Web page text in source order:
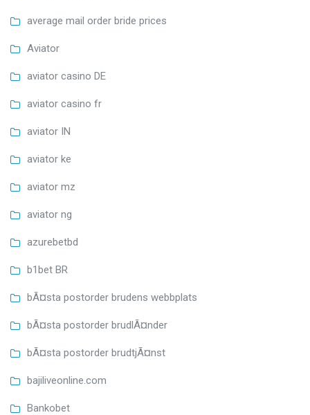
average mail order bride prices
Aviator
aviator casino DE
aviator casino fr
aviator IN
aviator ke
aviator mz
aviator ng
azurebetbd
b1bet BR
bÃ¤sta postorder brudens webbplats
bÃ¤sta postorder brudlÃ¤nder
bÃ¤sta postorder brudtjÃ¤nst
bajiliveonline.com
Bankobet